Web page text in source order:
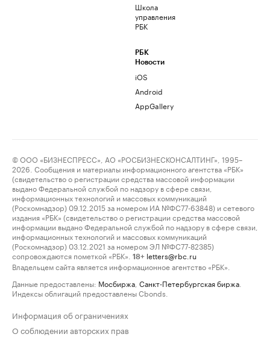
Школа
управления
РБК
РБК
Новости
iOS
Android
AppGallery
© ООО «БИЗНЕСПРЕСС», АО «РОСБИЗНЕСКОНСАЛТИНГ», 1995–
2026. Сообщения и материалы информационного агентства «РБК»
(свидетельство о регистрации средства массовой информации
выдано Федеральной службой по надзору в сфере связи,
информационных технологий и массовых коммуникаций
(Роскомнадзор) 09.12.2015 за номером ИА №ФС77-63848) и сетевого
издания «РБК» (свидетельство о регистрации средства массовой
информации выдано Федеральной службой по надзору в сфере связи,
информационных технологий и массовых коммуникаций
(Роскомнадзор) 03.12.2021 за номером ЭЛ №ФС77-82385)
сопровождаются пометкой «РБК».
18+ letters@rbc.ru
Владельцем сайта является информационное агентство «РБК».
Данные предоставлены: Мосбиржа Санкт-Петербургская биржа
Индексы облигаций предоставлены Cbonds.
Информация об ограничениях
О соблюдении авторских прав